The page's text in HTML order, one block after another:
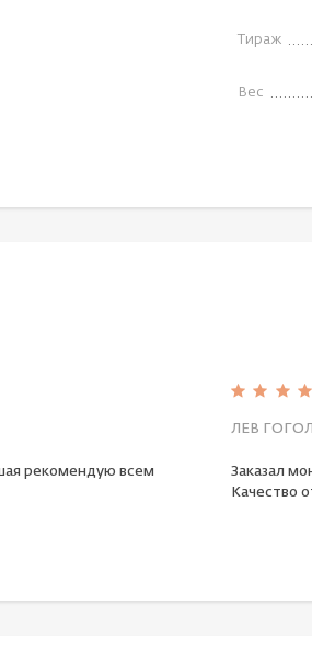
Тираж
Вес
рекомендую всем
ЛЕВ
Заказал
Качество